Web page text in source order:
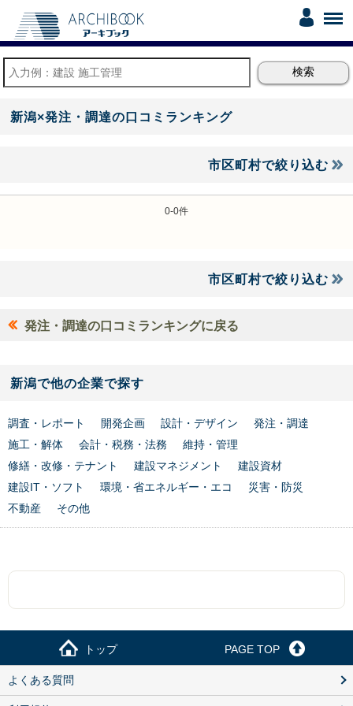
新潟×発注・調達の口コミランキング
市区町村で絞り込む
0-0件
市区町村で絞り込む
発注・調達の口コミランキングに戻る
新潟で他の企業で探す
調査・レポート 開発企画 設計・デザイン
発注・調達
施工・解体
会計・税務・法務
維持・管理
修繕・改修・テナント
建設マネジメント
建設資材
建設IT・ソフト
環境・省エネルギー・エコ
災害・防災
不動産
その他
トップ PAGE TOP
よくある質問